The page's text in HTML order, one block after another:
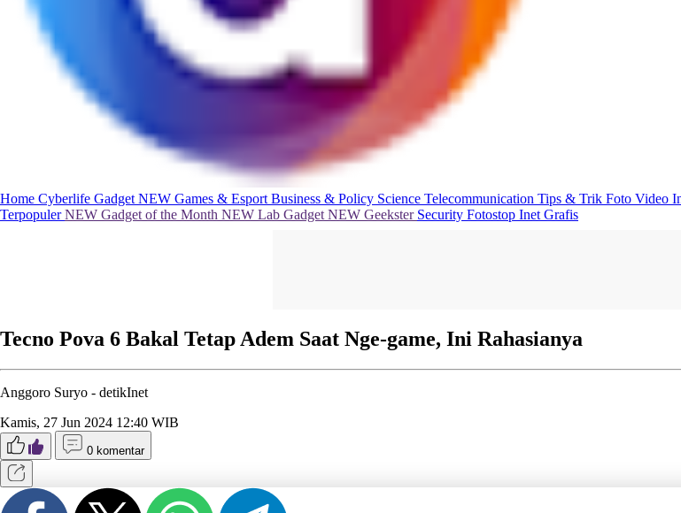
Home Cyberlife Gadget NEW Games & Esport Business & Policy Science Telecommunication Tips & Trik Foto Video
TerpopulerNEW Gadget of the Month NEW Lab Gadget NEW Geekster Security Fotostop Inet Grafis
Tecno Pova 6 Bakal Tetap Adem Saat Nge-game, Ini Rahasianya
Anggoro Suryo - detikInet
Kamis, 27 Jun 2024 12:40 WIB
0 komentar